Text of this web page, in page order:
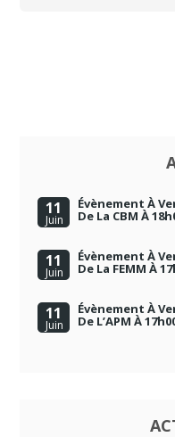
11
Juin
Évènement À
De La CBM À
11
Juin
Évènement À
De La FEMM À
11
Juin
Évènement À
De L’APM À